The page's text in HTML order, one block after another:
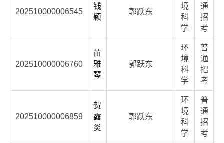
202510000006545
钱
颖
郭跃东
境
科
学
通
招
考
202510000006760
苗
雅
琴
郭跃东
环
境
科
学
普
通
招
考
202510000006859
贺
露
炎
郭跃东
环
境
科
学
普
通
招
考